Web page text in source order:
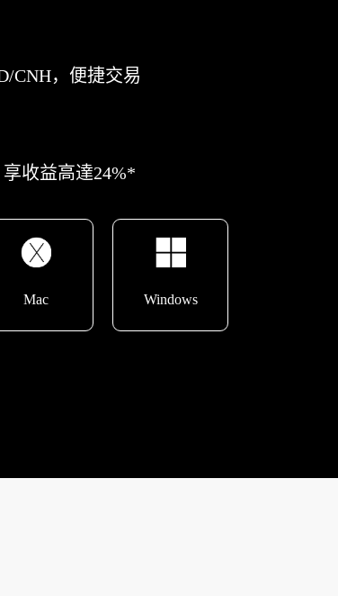
CNH，便捷交易
收益高達24%*
Mac Windows